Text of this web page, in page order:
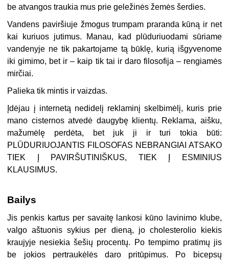
be atvangos traukia mus prie geležinės žemės šerdies.
Vandens paviršiuje žmogus trumpam praranda kūną ir net
kai kuriuos jutimus. Manau, kad plūduriuodami sūriame
vandenyje ne tik pakartojame tą būklę, kurią išgyvenome
iki gimimo, bet ir – kaip tik tai ir daro filosofija – rengiamės
mirčiai.
Palieka tik mintis ir vaizdas.
Įdėjau į internetą nedidelį reklaminį skelbimėlį, kuris prie
mano cisternos atvedė daugybę klientų. Reklama, aišku,
mažumėlę perdėta, bet juk ji ir turi tokia būti:
PLŪDURIUOJANTIS FILOSOFAS NEBRANGIAI ATSAKO
TIEK Į PAVIRŠUTINIŠKUS, TIEK Į ESMINIUS
KLAUSIMUS.
Bailys
Jis penkis kartus per savaitę lankosi kūno lavinimo klube,
valgo aštuonis sykius per dieną, jo cholesterolio kiekis
kraujyje nesiekia šešių procentų. Po tempimo pratimų jis
be jokios pertraukėlės daro pritūpimus. Po bicepsų